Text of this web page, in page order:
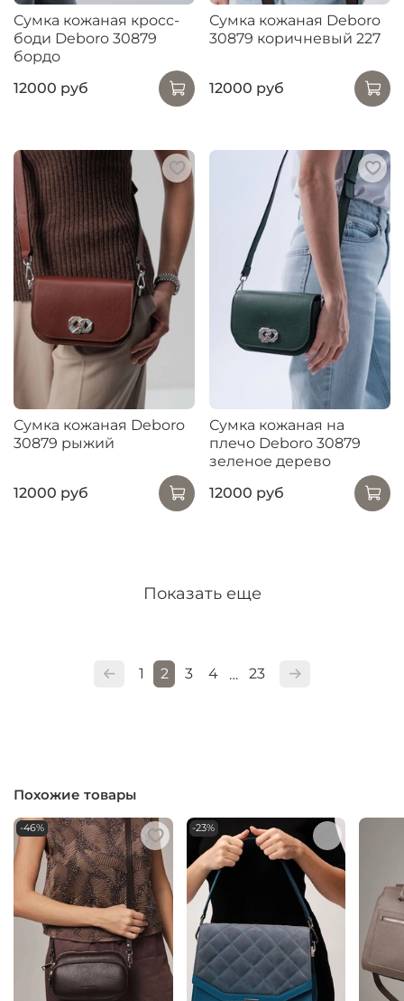
Сумка кожаная кросс-
боди Deboro 30879
бордо
12000 руб
Сумка кожаная Deboro
30879 коричневый 227
12000 руб
Сумка кожаная Deboro
30879 рыжий
12000 руб
Сумка кожаная на
плечо Deboro 30879
зеленое дерево
12000 руб
Показать еще
1 2 3 4 … 23
Похожие товары
-46% -23%